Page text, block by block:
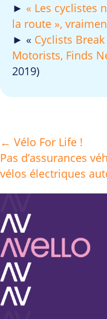
► « Les cyclistes
la route »,
► « Cyclists
Motorists, Finds
2019)
Posts
navigation
← Vélo For Life !
Pas d’assurances
vélos électriques